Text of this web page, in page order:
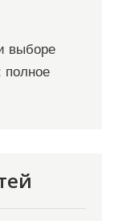
выборе
полное